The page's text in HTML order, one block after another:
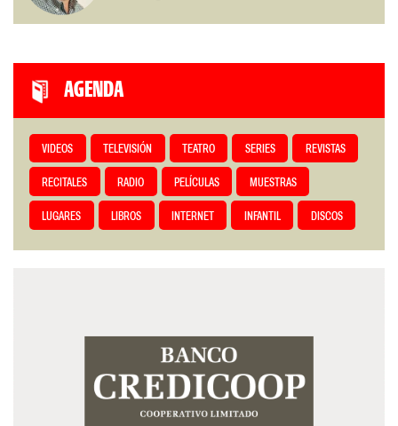
AGENDA
VIDEOS TELEVISIÓN TEATRO SERIES REVISTAS
RECITALES RADIO PELÍCULAS MUESTRAS
LUGARES LIBROS INTERNET INFANTIL DISCOS